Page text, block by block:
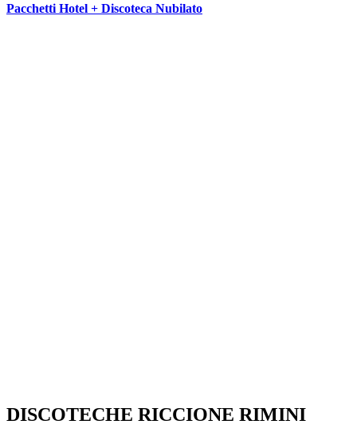
Pacchetti Hotel + Discoteca Nubilato
DISCOTECHE RICCIONE RIMINI